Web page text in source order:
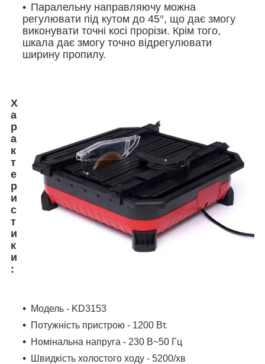
Паралельну направляючу можна
регулювати під кутом до 45°, що дає змогу
виконувати точні косі прорізи. Крім того,
шкала дає змогу точно відрегулювати
ширину пропилу.
Х
а
р
а
к
т
е
р
и
с
т
и
к
и
:
Модель - KD3153
Потужність пристрою - 1200 Вт.
Номінальна напруга - 230 В~50 Гц
Швидкість холостого ходу - 5200/хв